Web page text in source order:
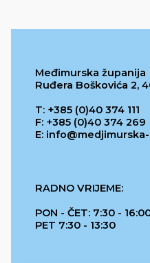
Međimurska županija
Ruđera Boškovića 2,
T: +385 (0)40 374 111
F: +385 (0)40 374 269
E:
RADNO VRIJEME:
PON - ČET: 7:30 -
PET 7:30 - 13:30